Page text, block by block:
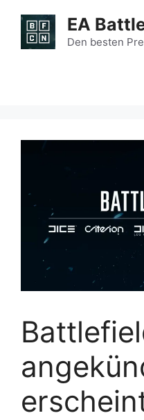
Inhalt
springen
EA
Den besten